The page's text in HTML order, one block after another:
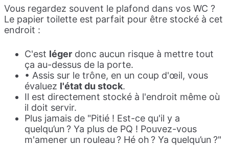
Vous regardez souvent le plafond dans vos WC ?
Le papier toilette est parfait pour être stocké à cet
endroit :
C'est léger donc aucun risque à mettre tout
ça au-dessus de la porte.
• Assis sur le trône, en un coup d'œil, vous
évaluez l'état du stock.
Il est directement stocké à l'endroit même où
il doit servir.
Plus jamais de "Pitié ! Est-ce qu'il y a
quelqu’un ? Ya plus de PQ ! Pouvez-vous
m'amener un rouleau ? Hé oh ? Ya quelqu’un ?"